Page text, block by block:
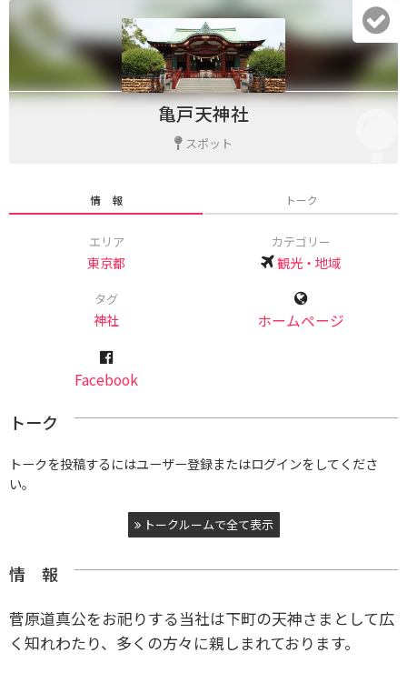
亀戸天神社
スポット
情 報 トーク
エリア
東京都
カテゴリー
観光・地域
タグ
神社 ホームページ
Facebook
トーク
トークを投稿するにはユーザー登録またはログインをしてくださ
い。
トークルームで全て表示
情 報
菅原道真公をお祀りする当社は下町の天神さまとして広
く知れわたり、多くの方々に親しまれております。